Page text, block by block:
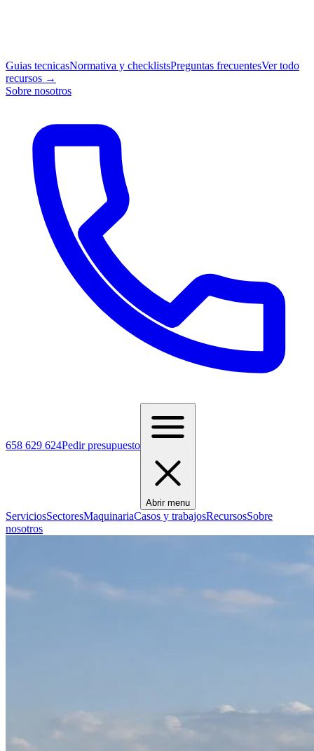
Guias tecnicasNormativa y checklistsPreguntas frecuentesVer todo
recursos →
Sobre nosotros
658 629 624Pedir presupuesto
Abrir menu
ServiciosSectoresMaquinariaCasos y trabajosRecursosSobre
nosotros